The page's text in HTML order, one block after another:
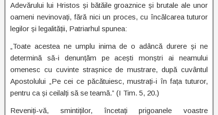
Adevărului lui Hristos și bătăile groaznice și brutale ale unor
oameni nevinovați, fără nici un proces, cu încălcarea tuturor
legilor și legalității, Patriarhul spunea:
„Toate acestea ne umplu inima de o adâncă durere și ne
determină să-i denunțăm pe acești monștri ai neamului
omenesc cu cuvinte strașnice de mustrare, după cuvântul
Apostolului „Pe cei ce păcătuiesc, mustrați-i în fața tuturor,
pentru ca și ceilalți să se teamă.” (I Tim. 5, 20.)
Reveniți-vă, smintiților, încetați prigoanele voastre